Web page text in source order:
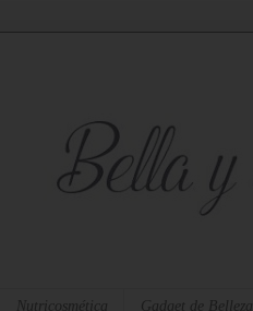
Nutricosmética Gadget de Belleza